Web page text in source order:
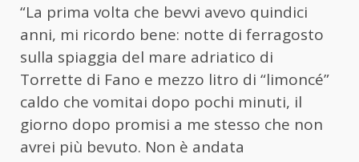
“La prima volta che bevvi avevo quindici
anni, mi ricordo bene: notte di ferragosto
sulla spiaggia del mare adriatico di
Torrette di Fano e mezzo litro di “limoncé”
caldo che vomitai dopo pochi minuti, il
giorno dopo promisi a me stesso che non
avrei più bevuto. Non è andata